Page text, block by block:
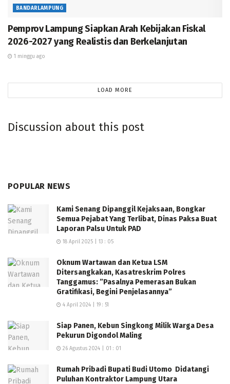
“Kali ini pasar murah diselenggarakan pada momen
harga kebutuhan pokok yang beredar di Masyarakat
Masyarakat,” ungkapnya.
Oleh karena itu, ditambahkan dia menghimbau kepada
seluruh Masyarakat khususnya yang ada di Kecamatan
Jati Agung untuk bisa memanfaatkan momen pasar
murah ini untuk berbelanja sesuai dengan kebutuhan.
“Sekali lagi kami berterimkasih kepada pihak-pihak
swasta yang selalu turut serta mengikuti kegiatan
operasi pasar murah Pemkab Lampung Selatan dengan
terus berkontribusi untuk meringankan masyarakat
dengan menjual bahan pokok dibawah harga pasar,”
tutupnya.(Johan)
BANDARLAMPUNG
Pemprov Lampung Siapkan Arah Kebijakan Fiskal
2026-2027 yang Realistis dan Berkelanjutan
1 minggu ago
LOAD MORE
Discussion about this post
POPULAR NEWS
Kami Senang Dipanggil Kejaksaan, Bongkar
Semua Pejabat Yang Terlibat, Dinas Paksa Buat
Laporan Palsu Untuk PAD
18 April 2025 | 13 : 05
Oknum Wartawan dan Ketua LSM
Ditersangkakan, Kasatreskrim Polres
Tanggamus: ”Pasalnya Pemerasan Bukan
Gratifikasi, Begini Penjelasannya”
4 April 2024 | 19 : 51
Siap Panen, Kebun Singkong Milik Warga Desa
Pekurun Digondol Maling
26 Agustus 2024 | 01 : 01
Rumah Pribadi Bupati Budi Utomo Didatangi
Puluhan Kontraktor Lampung Utara